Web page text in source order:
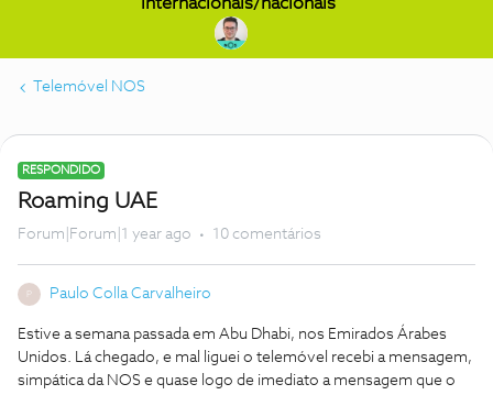
Telemóvel NOS
RESPONDIDO
Roaming UAE
Forum|Forum|1 year ago 10 comentários
Paulo Colla Carvalheiro
Estive a semana passada em Abu Dhabi, nos Emirados Árabes
Unidos. Lá chegado, e mal liguei o telemóvel recebi a mensagem,
simpática da NOS e quase logo de imediato a mensagem que o